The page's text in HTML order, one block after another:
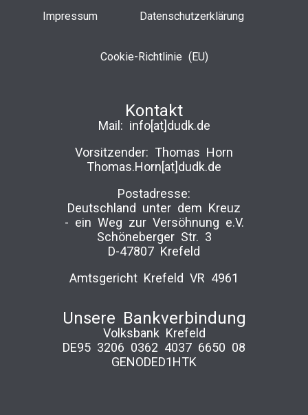
Impressum Datenschutzerklärung
Cookie-Richtlinie (EU)
Kontakt
Mail: info[at]dudk.de
Vorsitzender: Thomas Horn
Thomas.Horn[at]dudk.de
Postadresse:
Deutschland unter dem Kreuz
-­ ein Weg zur Versöhnung e.V.
Schöneberger Str. 3
D-47807 Krefeld
Amtsgericht Krefeld VR 4961
Unsere Bankverbindung
Volksbank Krefeld
DE95 3206 0362 4037 6650 08
GENODED1HTK